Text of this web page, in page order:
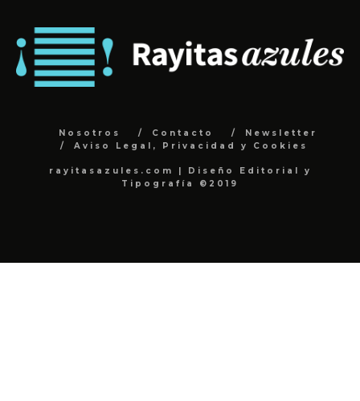
Nosotros Contacto
Newsletter
Aviso Legal, Privacidad y Cookies
rayitasazules.com | Diseño Editorial y
Tipografía ©2019